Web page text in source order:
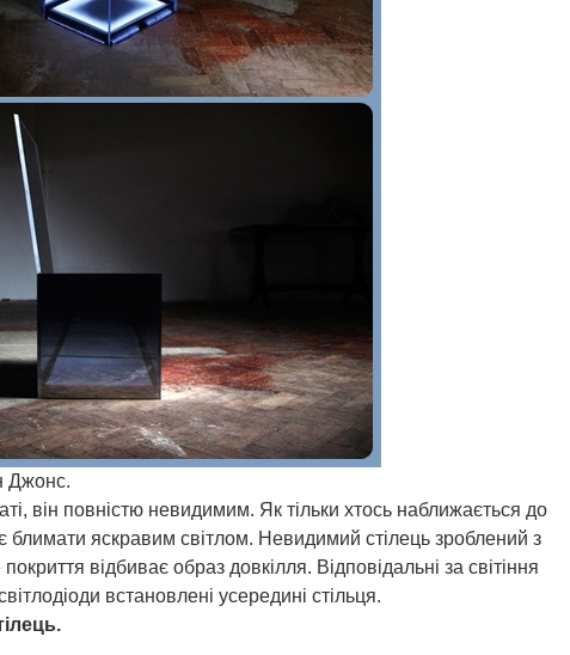
Джонс.
він повністю невидимим. Як тільки хтось наближається до
блимати яскравим світлом. Невидимий стілець зроблений з
відбиває образ довкілля. Відповідальні за світіння
встановлені усередині стільця.